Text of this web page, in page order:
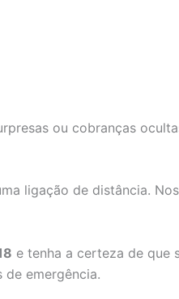
ou cobranças
ligação de distância.
e tenha a certeza de que
emergência.